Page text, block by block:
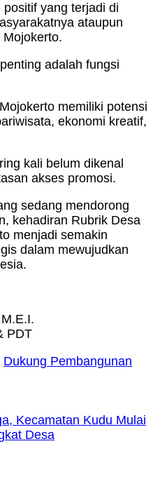
yang terjadi di
ataupun
adalah fungsi
memiliki potensi
ekonomi kreatif,
kali belum dikenal
akses promosi.
sedang mendorong
kehadiran Rubrik Desa
menjadi semakin
dalam mewujudkan
PDT
Dukung Pembangunan
Kecamatan Kudu Mulai
Desa